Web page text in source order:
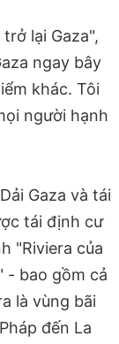
lại Gaza",
ngay bây
khác. Tôi
người hạnh
Gaza và tái
tái định cư
"Riviera của
- bao gồm cả
là vùng bãi
đến La